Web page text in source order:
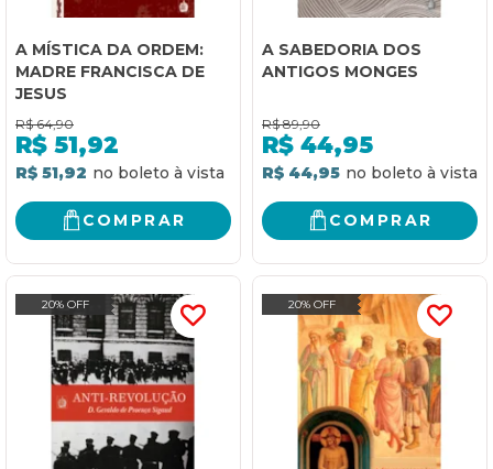
A MÍSTICA DA ORDEM:
MADRE FRANCISCA DE
JESUS
R$ 64,90
R$ 51,92
R$ 51,92
COMPRAR
A SABEDORIA DOS
ANTIGOS MONGES
R$ 89,90
R$ 44,95
R$ 44,95
COMPRAR
20% OFF 20% OFF